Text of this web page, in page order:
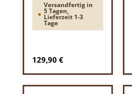
Versandfertig in
5 Tagen,
Lieferzeit 1-3
Tage
Regulärer Preis:
129,90 €